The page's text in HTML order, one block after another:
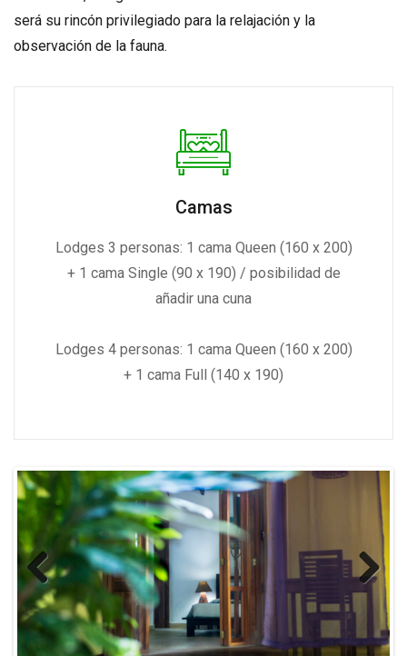
será su rincón privilegiado para la relajación y la
observación de la fauna.
Camas
Lodges 3 personas: 1 cama Queen (160 x 200)
+ 1 cama Single (90 x 190) / posibilidad de
añadir una cuna
Lodges 4 personas: 1 cama Queen (160 x 200)
+ 1 cama Full (140 x 190)
Previous